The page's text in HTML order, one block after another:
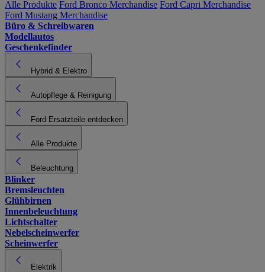
Alle Produkte Ford Bronco Merchandise Ford Capri Merchandise
Ford Mustang Merchandise
Büro & Schreibwaren
Modellautos
Geschenkefinder
Hybrid & Elektro
Autopflege & Reinigung
Ford Ersatzteile entdecken
Alle Produkte
Beleuchtung
Blinker
Bremsleuchten
Glühbirnen
Innenbeleuchtung
Lichtschalter
Nebelscheinwerfer
Scheinwerfer
Elektrik